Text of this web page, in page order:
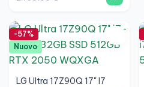
-57%
Nuovo
LG Ultra 17Z90Q 17" I7